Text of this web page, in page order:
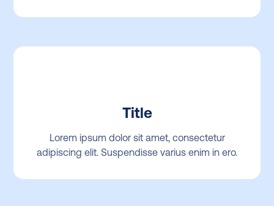
Title
Lorem ipsum dolor sit amet, consectetur
adipiscing elit. Suspendisse varius enim in ero.